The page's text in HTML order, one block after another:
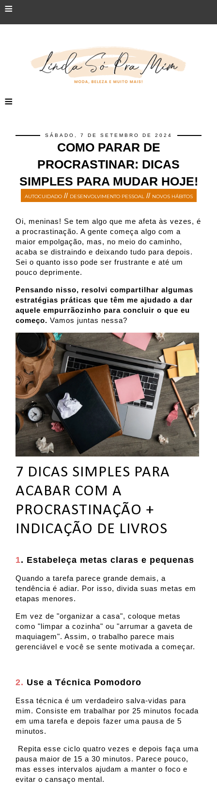
≡
≡
SÁBADO, 7 DE SETEMBRO DE 2024
COMO PARAR DE
PROCRASTINAR: DICAS
SIMPLES PARA MUDAR HOJE!
AUTOCUIDADO// DESENVOLVIMENTO PESSOAL // NOVOS HÁBITOS
Oi, meninas! Se tem algo que me afeta às vezes, é
a procrastinação. A gente começa algo com a
maior empolgação, mas, no meio do caminho,
acaba se distraindo e deixando tudo para depois.
Sei o quanto isso pode ser frustrante e até um
pouco deprimente.
Pensando nisso, resolvi compartilhar algumas
estratégias práticas que têm me ajudado a dar
aquele empurrãozinho para concluir o que eu
começo. Vamos juntas nessa?
7 DICAS SIMPLES PARA
ACABAR COM A
PROCRASTINAÇÃO +
INDICAÇÃO DE LIVROS
1. Estabeleça metas claras e pequenas
Quando a tarefa parece grande demais, a
tendência é adiar. Por isso, divida suas metas em
etapas menores.
Em vez de "organizar a casa", coloque metas
como "limpar a cozinha" ou "arrumar a gaveta de
maquiagem". Assim, o trabalho parece mais
gerenciável e você se sente motivada a começar.
2. Use a Técnica Pomodoro
Essa técnica é um verdadeiro salva-vidas para
mim. Consiste em trabalhar por 25 minutos focada
em uma tarefa e depois fazer uma pausa de 5
minutos.
Repita esse ciclo quatro vezes e depois faça uma
pausa maior de 15 a 30 minutos. Parece pouco,
mas esses intervalos ajudam a manter o foco e
evitar o cansaço mental.